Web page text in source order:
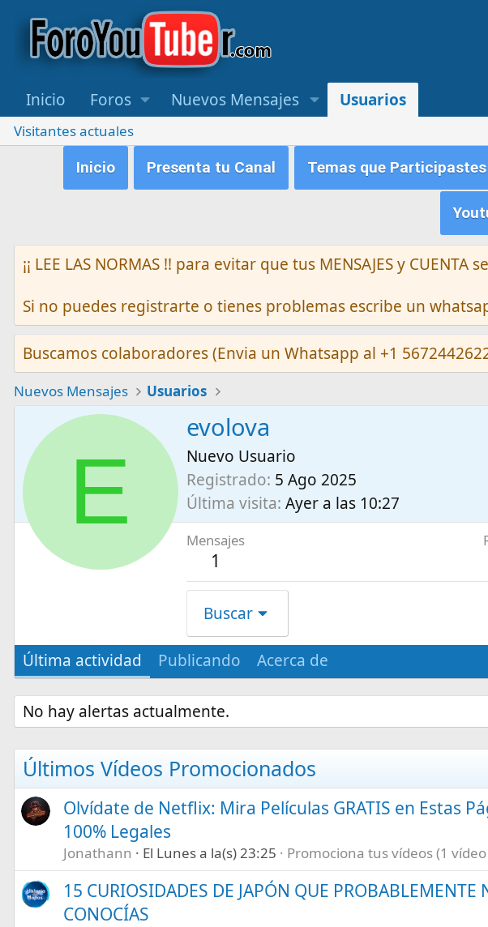
Inicio Foros Nuevos Mensajes Usuarios
Visitantes actuales
Inicio
Presenta tu Canal Temas que Participastes
¡¡ LEE LAS NORMAS !! para evitar que tus MENSAJES y CUENTA
Si no puedes registrarte o tienes problemas escribe un
Buscamos colaboradores (Envia un Whatsapp al +1
Nuevos Mensajes Usuarios
E
evolova
Nuevo Usuario
Registrado 5 Ago 2025
Última visita Ayer a las 10:27
Mensajes
1
Buscar
Última actividad Publicando Acerca de
No hay alertas actualmente.
Últimos Vídeos Promocionados
Olvídate de Netflix: Mira Películas GRATIS en Estas
100% Legales
Jonathann El Lunes a la(s) 23:25 Promociona tus vídeos (1
15 CURIOSIDADES DE JAPÓN QUE PROBABLEMENTE
CONOCÍAS